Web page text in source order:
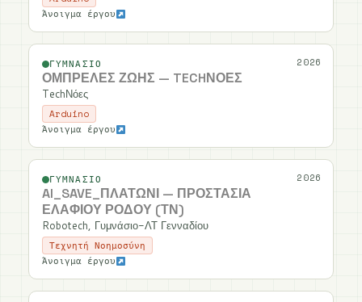
Άνοιγμα έργου
2026
ΓΥΜΝΆΣΙΟ
ΟΜΠΡΈΛΕΣ ΖΩΉΣ — TECHΝΌΕΣ
TechΝόες
Arduino
Άνοιγμα έργου
2026
ΓΥΜΝΆΣΙΟ
AI_SAVE_ΠΛΑΤΏΝΙ — ΠΡΟΣΤΑΣΊΑ
ΕΛΑΦΙΟΎ ΡΌΔΟΥ (ΤΝ)
Robotech, Γυμνάσιο-ΛΤ Γενναδίου
Τεχνητή Νοημοσύνη
Άνοιγμα έργου